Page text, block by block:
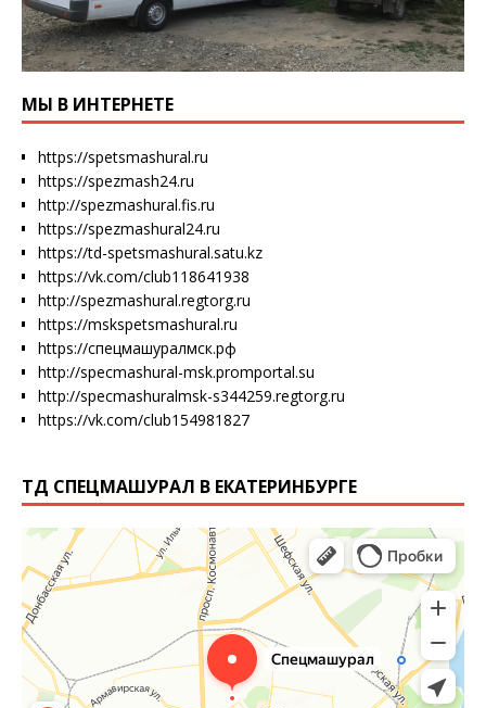
МЫ В ИНТЕРНЕТЕ
https://spetsmashural.ru
https://spezmash24.ru
http://spezmashural.fis.ru
https://spezmashural24.ru
https://td-spetsmashural.satu.kz
https://vk.com/club118641938
http://spezmashural.regtorg.ru
https://mskspetsmashural.ru
https://спецмашуралмск.рф
http://specmashural-msk.promportal.su
http://specmashuralmsk-s344259.regtorg.ru
https://vk.com/club154981827
ТД СПЕЦМАШУРАЛ В ЕКАТЕРИНБУРГЕ